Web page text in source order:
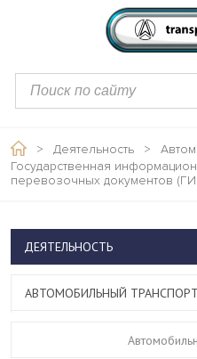
> Деятельность >
Государственная
перевозочных документов
ДЕЯТЕЛЬНОСТЬ
АВТОМОБИЛЬНЫЙ ТРАНСПОРТ